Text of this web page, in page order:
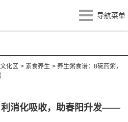
导航菜单
化区 >素食养生 >养生粥食谱：8碗药粥，
利消化吸收，助春阳升发——